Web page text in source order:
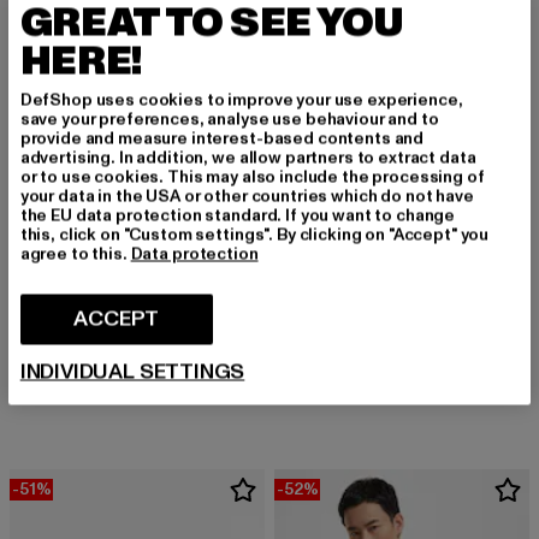
-52%
PUMA
The Hundreds x
-60%
-51% -52%
GREAT TO SEE YOU
HERE!
DefShop uses cookies to improve your use experience,
save your preferences, analyse use behaviour and to
provide and measure interest-based contents and
advertising. In addition, we allow partners to extract data
or to use cookies. This may also include the processing of
your data in the USA or other countries which do not have
the EU data protection standard. If you want to change
this, click on "Custom settings". By clicking on "Accept" you
agree to this. Data protection
ACCEPT
INDIVIDUAL SETTINGS